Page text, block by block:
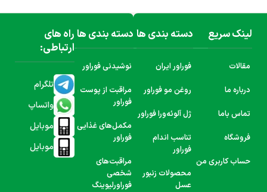
لینک سریع
مقالات
درباره ما
تماس باما
فروشگاه
حساب کاربری من
دسته بندی ها
فوراور ایران
روغن مو فوراور
ژل آلوئه‌ورا فوراور
تناسب اندام
فوراور
محصولات زنبور
عسل
دسته بندی ها
نوشیدنی فوراور
مراقبت از پوست
فوراور
مکمل‌های غذایی
فوراور
مراقبت‌های
شخصی
فوراورلیوینگ
راه های
ارتباطی:
تلگرام
واتساپ
موبایل
موبایل